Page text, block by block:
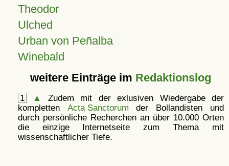
Theodor
Ulched
Urban von Peñalba
Winebald
weitere Einträge im Redaktionslog
1 ▲
Zudem mit der exlusiven Wiedergabe der
kompletten Acta Sanctorum der Bollandisten und
durch persönliche Recherchen an über 10.000 Orten
die einzige Internetseite zum Thema mit
wissenschaftlicher Tiefe.